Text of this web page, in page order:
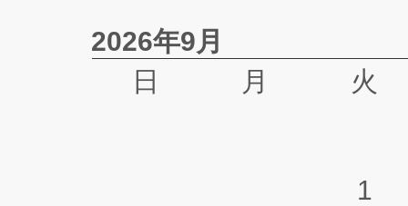
2026年9月
日
月 火
1